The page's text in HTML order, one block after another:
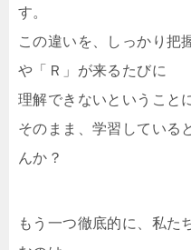
す。
この違いを、しっかり把
や「Ｒ」が来るたびに
理解できないということ
そのまま、学習している
んか？
もう一つ徹底的に、私た